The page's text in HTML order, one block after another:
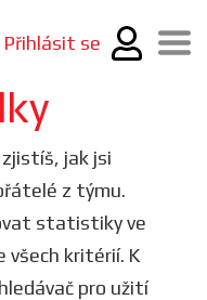
Přihlásit se
jak jsi
z týmu.
statistiky ve
všech kritérií. K
pro užití